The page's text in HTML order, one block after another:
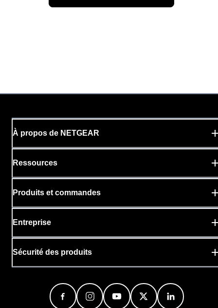
À propos de NETGEAR
Ressources
Produits et commandes
Entreprise
Sécurité des produits